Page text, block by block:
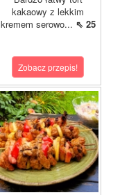
kakaowy z lekkim
kremem serowo... ⇖ 25
Zobacz przepis!